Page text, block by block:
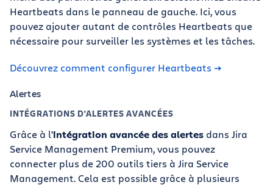
Heartbeats dans le panneau de gauche. Ici, vous
pouvez ajouter autant de contrôles Heartbeats que
nécessaire pour surveiller les systèmes et les tâches.
Découvrez comment configurer Heartbeats
Alertes
INTÉGRATIONS D'ALERTES AVANCÉES
Grâce à l'intégration avancée des alertes dans Jira
Service Management Premium, vous pouvez
connecter plus de 200 outils tiers à Jira Service
Management. Cela est possible grâce à plusieurs